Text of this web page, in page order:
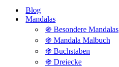
Blog
Mandalas
֍ Besondere Mandalas
֍ Mandala Malbuch
֍ Buchstaben
֍ Dreiecke